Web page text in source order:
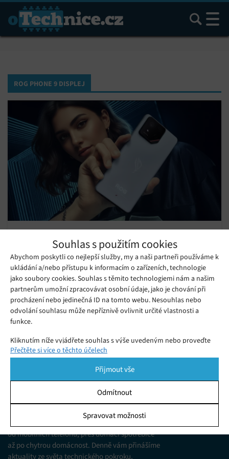
Souhlas s použitím cookies
Abychom poskytli co nejlepší služby, my a naši partneři používáme k
ukládání a/nebo přístupu k informacím o zařízeních, technologie
jako soubory cookies. Souhlas s těmito technologiemi nám a našim
partnerům umožní zpracovávat osobní údaje, jako je chování při
procházení nebo jedinečná ID na tomto webu. Nesouhlas nebo
odvolání souhlasu může nepříznivě ovlivnit určité vlastnosti a
funkce.
Kliknutím níže vyjádřete souhlas s výše uvedeným nebo proveďte
podrobnější rozhodnutí. Vaše volby budou použity pouze na tomto
pomocí přepínačů v Zásadách cookies nebo kliknutím na tlačítko
Spravovat souhlas ve spodní části obrazovky.
Ukládání a/nebo přístup k informacím v zařízení, Porozumění
publiku prostřednictvím statistik nebo kombinací údajů z
různých zdrojů.
Přečtěte si více o těchto účelech
Přijmout vše
Odmítnout
Spravovat možnosti
Hledat
ROG PHONE 9 DISPLEJ
kteří neřeší teleobjektiv
Pondělí 06. 10. 2025 Julia
ASUS ROG Phone 9 přináší extrémní výkon, pokročilé chlazení
a prvotřídní displej. Přečtěte si kompletní recenzi na tuto herní
mašinu.
Jsme web zajímající se o technologické novinky
od mobilních telefonů, přes domácí spotřebiče
až po chytrou domácnost. Denně vám přinášíme
aktuality ze světa technického pokroku,